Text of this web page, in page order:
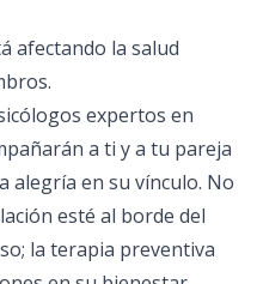
afectando la salud
expertos en
a ti y a tu pareja
alegría en su vínculo. No
esté al borde del
la terapia preventiva